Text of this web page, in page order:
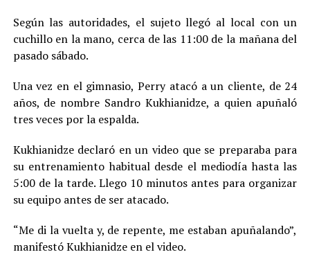
Según las autoridades, el sujeto llegó al local con un
cuchillo en la mano, cerca de las 11:00 de la mañana del
pasado sábado.
Una vez en el gimnasio, Perry atacó a un cliente, de 24
años, de nombre Sandro Kukhianidze, a quien apuñaló
tres veces por la espalda.
Kukhianidze declaró en un video que se preparaba para
su entrenamiento habitual desde el mediodía hasta las
5:00 de la tarde. Llego 10 minutos antes para organizar
su equipo antes de ser atacado.
“Me di la vuelta y, de repente, me estaban apuñalando”,
manifestó Kukhianidze en el video.